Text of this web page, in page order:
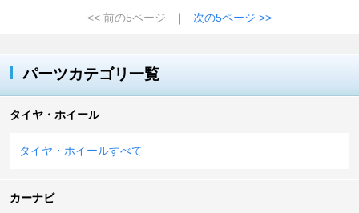
<< 前の5ページ
｜ 次の5ページ >>
パーツカテゴリ一覧
タイヤ・ホイール
タイヤ・ホイールすべて
カーナビ